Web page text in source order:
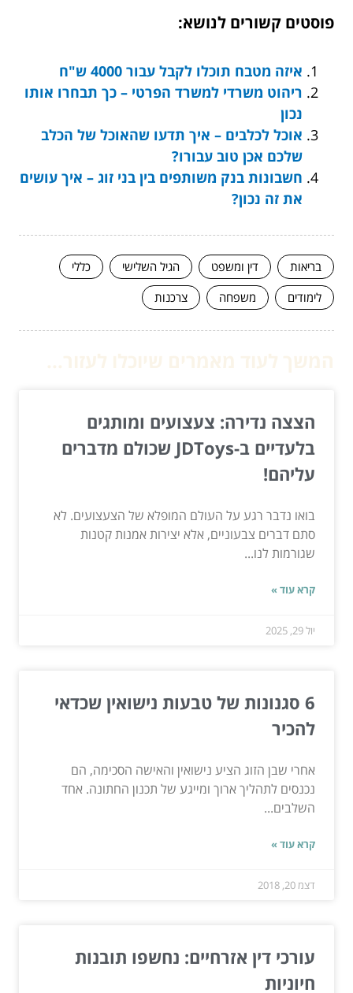
פוסטים קשורים לנושא:
איזה מטבח תוכלו לקבל עבור 4000 ש"ח
ריהוט משרדי למשרד הפרטי – כך תבחרו אותו
נכון
אוכל לכלבים – איך תדעו שהאוכל של הכלב
שלכם אכן טוב עבורו?
חשבונות בנק משותפים בין בני זוג – איך עושים
את זה נכון?
בריאות דין ומשפט הגיל השלישי
כללי
לימודים
משפחה צרכנות
הצצה נדירה: צעצועים ומותגים
בלעדיים ב-JDToys שכולם מדברים
עליהם!
בואו נדבר רגע על העולם המופלא של הצעצועים. לא
סתם דברים צבעוניים, אלא יצירות אמנות קטנות
שגורמות לנו...
קרא עוד »
יול 29, 2025
6 סגנונות של טבעות נישואין שכדאי
להכיר
אחרי שבן הזוג הציע נישואין והאישה הסכימה, הם
נכנסים לתהליך ארוך ומייגע של תכנון החתונה. אחד
השלבים...
קרא עוד »
דצמ 20, 2018
עורכי דין אזרחיים: נחשפו תובנות
חיוניות